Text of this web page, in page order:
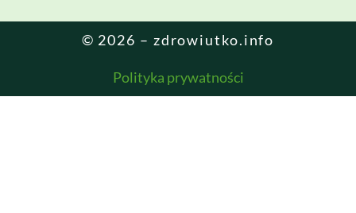
© 2026 – zdrowiutko.info
Polityka prywatności